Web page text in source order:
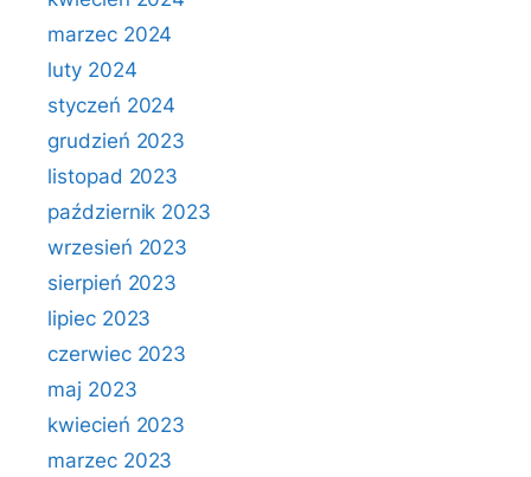
marzec 2024
luty 2024
styczeń 2024
grudzień 2023
listopad 2023
październik 2023
wrzesień 2023
sierpień 2023
lipiec 2023
czerwiec 2023
maj 2023
kwiecień 2023
marzec 2023